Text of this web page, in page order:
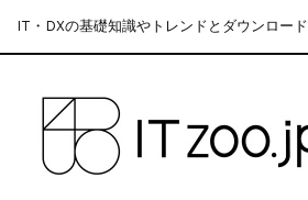
IT・DXの基礎知識やトレンドとダウンロード